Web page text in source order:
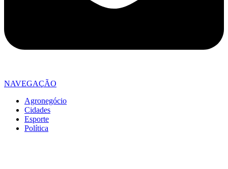
NAVEGAÇÃO
Agronegócio
Cidades
Esporte
Política